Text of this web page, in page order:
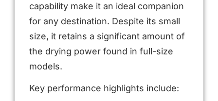
capability make it an ideal companion
for any destination. Despite its small
size, it retains a significant amount of
the drying power found in full-size
models.
Key performance highlights include: